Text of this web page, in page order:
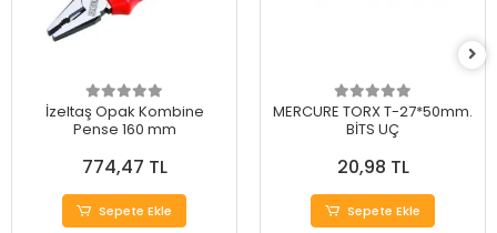
İzeltaş Opak Kombine
Pense 160 mm
774,47 TL
Sepete Ekle
MERCURE TORX T-27*50mm.
BİTS UÇ
20,98 TL
Sepete Ekle